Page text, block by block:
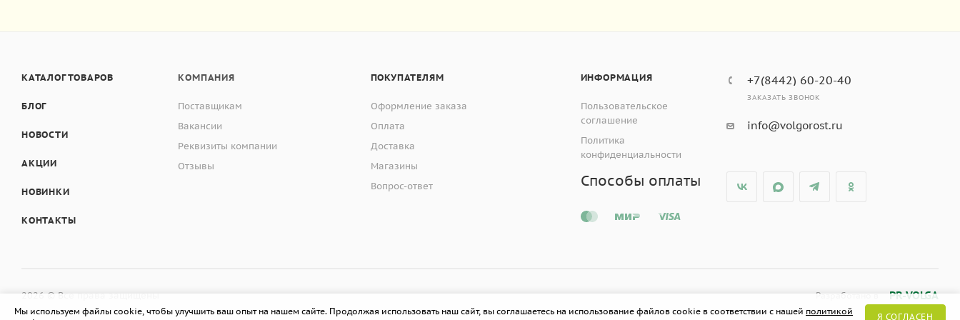
КАТАЛОГ ТОВАРОВ
БЛОГ
НОВОСТИ
АКЦИИ
НОВИНКИ
КОНТАКТЫ
КОМПАНИЯ
Поставщикам
Вакансии
Реквизиты компании
Отзывы
ПОКУПАТЕЛЯМ
Оформление заказа
Оплата
Доставка
Магазины
Вопрос-ответ
ИНФОРМАЦИЯ
Пользовательское
соглашение
Политика
конфиденциальности
Способы оплаты
+7(8442) 60-20-40
ЗАКАЗАТЬ ЗВОНОК
info@volgorost.ru
2026 © Все права защищены Разработано в PR-VOLGA
Мы используем файлы cookie, чтобы улучшить ваш опыт на нашем сайте. Продолжая использовать наш сайт, вы соглашаетесь на использование файлов cookie в соответствии с нашей политикой
Я СОГЛАСЕН